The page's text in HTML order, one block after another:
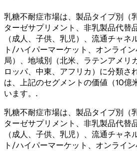
乳糖不耐症市場は、製品タイプ別（
ターゼサプリメント、非乳製品代替
（成人、子供、乳児）、流通チャネ
ト/ハイパーマーケット、オンライ
局）、地域別（北米、ラテンアメリ
ロッパ、中東、アフリカ）に分類さ
は、上記のセグメントの価値（10億
います。 .
乳糖不耐症市場は、製品タイプ別（
ターゼサプリメント、非乳製品代替
（成人、子供、乳児）、流通チャネ
ト/ハイパーマーケット、オンライ